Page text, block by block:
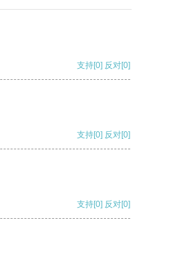
支持[0] 反对[0]
支持[0] 反对[0]
支持[0] 反对[0]